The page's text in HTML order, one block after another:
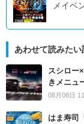
メイベ
あわせて読みたい
スシロー
きメニュ
08月08日
はま寿司